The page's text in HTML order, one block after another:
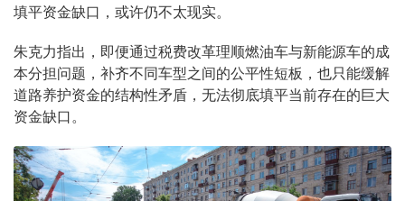
填平资金缺口，或许仍不太现实。
朱克力指出，即便通过税费改革理顺燃油车与新能源车的成
本分担问题，补齐不同车型之间的公平性短板，也只能缓解
道路养护资金的结构性矛盾，无法彻底填平当前存在的巨大
资金缺口。